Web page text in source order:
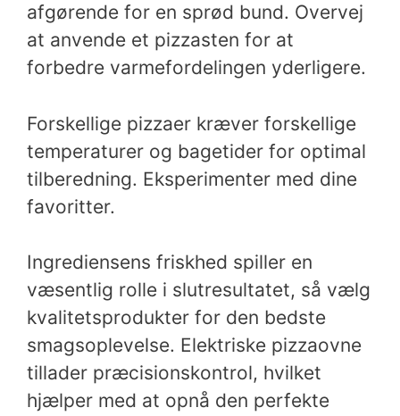
afgørende for en sprød bund. Overvej
at anvende et pizzasten for at
forbedre varmefordelingen yderligere.
Forskellige pizzaer kræver forskellige
temperaturer og bagetider for optimal
tilberedning. Eksperimenter med dine
favoritter.
Ingrediensens friskhed spiller en
væsentlig rolle i slutresultatet, så vælg
kvalitetsprodukter for den bedste
smagsoplevelse. Elektriske pizzaovne
tillader præcisionskontrol, hvilket
hjælper med at opnå den perfekte